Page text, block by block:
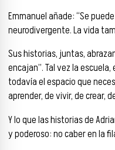
Emmanuel añade: “Se
neurodivergente. La vida
Sus historias, juntas,
encajan”. Tal vez la
todavía el espacio que
aprender, de vivir, de crear,
Y lo que las historias de
y poderoso: no caber en la